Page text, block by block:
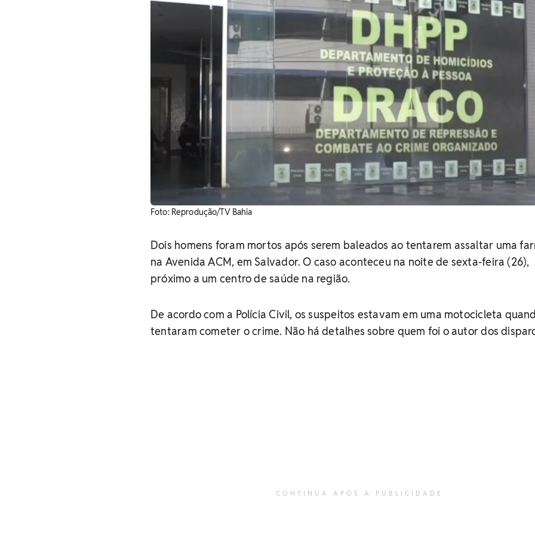
Foto: Reprodução/TV Bahia
Dois homens foram mortos após serem baleados ao tentarem assaltar uma
na Avenida ACM, em Salvador. O caso aconteceu na noite de sexta-feira (26),
próximo a um centro de saúde na região.
De acordo com a Polícia Civil, os suspeitos estavam em uma motocicleta
tentaram cometer o crime. Não há detalhes sobre quem foi o autor dos
CONTINUA APÓS A PUBLICIDADE